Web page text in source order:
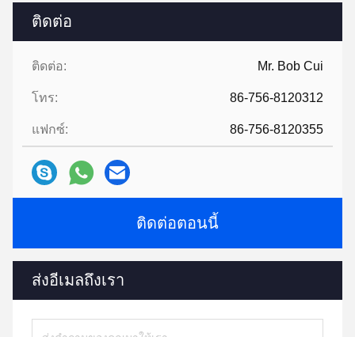
ติดต่อ
ติดต่อ: Mr. Bob Cui
โทร: 86-756-8120312
แฟกซ์: 86-756-8120355
ติดต่อตอนนี้
ส่งอีเมลถึงเรา